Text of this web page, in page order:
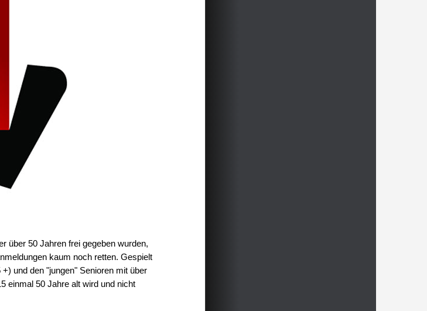
über 50 Jahren frei gegeben wurden,
kaum noch retten. Gespielt
und den "jungen" Senioren mit über
einmal 50 Jahre alt wird und nicht